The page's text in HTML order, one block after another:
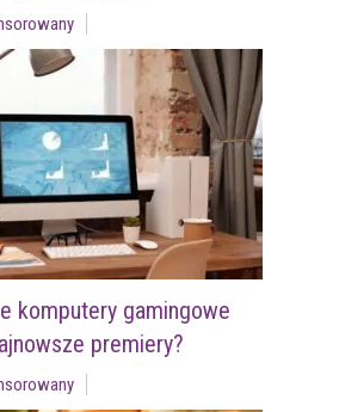
komputery gamingowe
premiery?